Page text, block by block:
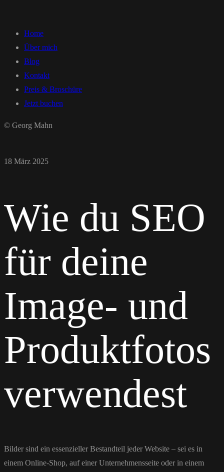
Home
Über mich
Blog
Kontakt
Preis & Broschüre
Jetzt buchen
© Georg Mahn
18 März 2025
Wie du SEO
für deine
Image- und
Produktfotos
verwendest
Bilder sind ein essenzieller Bestandteil jeder Website – sei es in
einem Online-Shop, auf einer Unternehmensseite oder in einem